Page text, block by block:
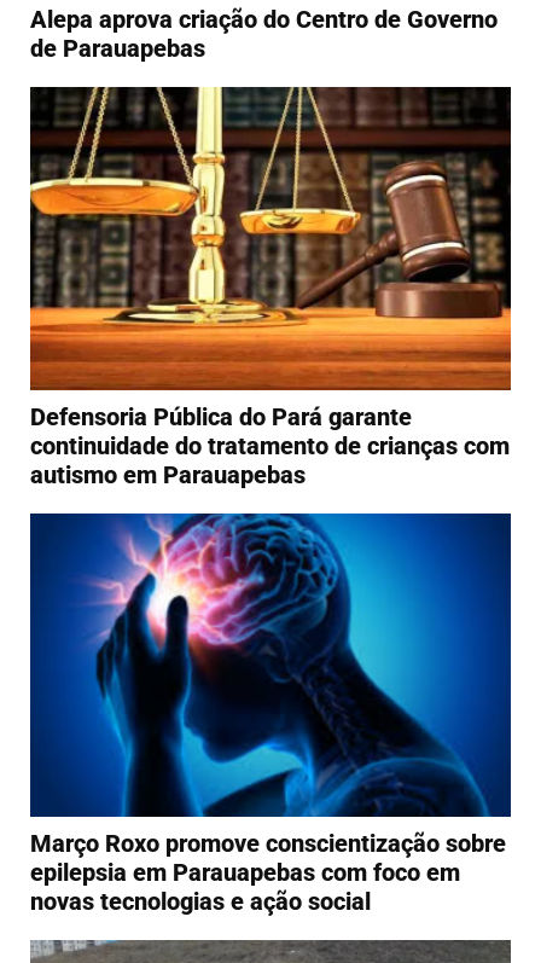
Alepa aprova criação do Centro de Governo
de Parauapebas
Defensoria Pública do Pará garante
continuidade do tratamento de crianças com
autismo em Parauapebas
Março Roxo promove conscientização sobre
epilepsia em Parauapebas com foco em
novas tecnologias e ação social